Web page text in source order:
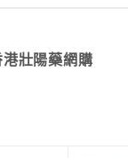
港壯陽藥網購